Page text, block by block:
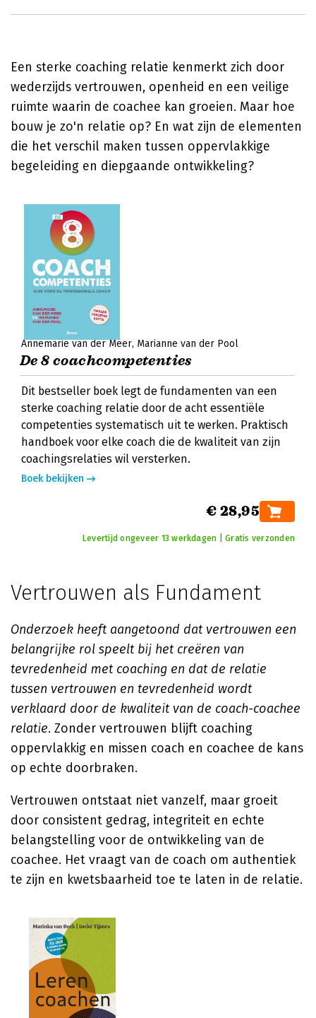
Een sterke coaching relatie kenmerkt zich door
wederzijds vertrouwen, openheid en een veilige
ruimte waarin de coachee kan groeien. Maar hoe
bouw je zo'n relatie op? En wat zijn de elementen
die het verschil maken tussen oppervlakkige
begeleiding en diepgaande ontwikkeling?
Annemarie van der Meer Marianne van der Pool
De 8 coachcompetenties
Dit bestseller boek legt de fundamenten van een
sterke coaching relatie door de acht essentiële
competenties systematisch uit te werken. Praktisch
handboek voor elke coach die de kwaliteit van zijn
coachingsrelaties wil versterken.
Boek bekijken
€ 28,95
Levertijd ongeveer 13 werkdagen | Gratis verzonden
Vertrouwen als Fundament
Onderzoek heeft aangetoond dat vertrouwen een
belangrijke rol speelt bij het creëren van
tevredenheid met coaching en dat de relatie
tussen vertrouwen en tevredenheid wordt
verklaard door de kwaliteit van de coach-coachee
relatie. Zonder vertrouwen blijft coaching
oppervlakkig en missen coach en coachee de kans
op echte doorbraken.
Vertrouwen ontstaat niet vanzelf, maar groeit
door consistent gedrag, integriteit en echte
belangstelling voor de ontwikkeling van de
coachee. Het vraagt van de coach om authentiek
te zijn en kwetsbaarheid toe te laten in de relatie.